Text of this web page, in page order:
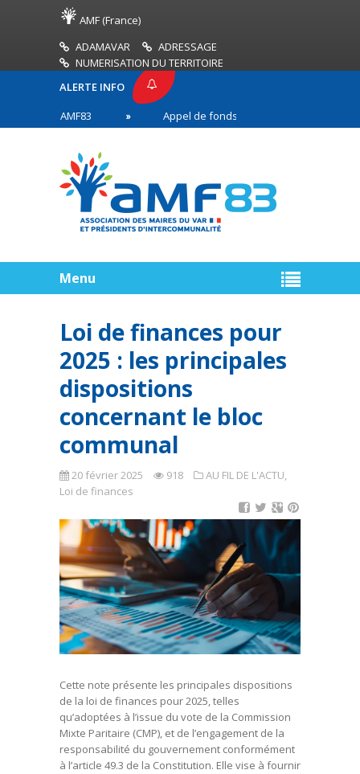
AMF (France)
ADAMAVAR
ADRESSAGE
NUMERISATION DU TERRITOIRE
ALERTE INFO
AMF83
Appel de fonds incendies de forêt
en première ligne
Menu
Loi de finances pour
2025 : les principales
dispositions
concernant le bloc
communal
20 février 2025 918 AU FIL DE L'ACTU,
Loi de finances
Cette note présente les principales dispositions
de la loi de finances pour 2025, telles
qu’adoptées à l’issue du vote de la Commission
Mixte Paritaire (CMP), et de l’engagement de la
responsabilité du gouvernement conformément
à l’article 49.3 de la Constitution. Elle vise à fournir